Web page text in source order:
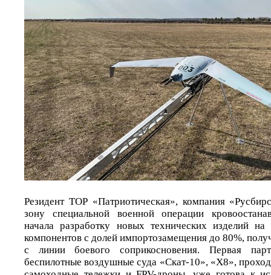
Резидент ТОР «Патриотическая», компания
зону специальной военной операции
начала разработку новых технических изделий на
компонентов с долей импортозамещения до 80%,
с линии боевого соприкосновения. Первая
беспилотные воздушные суда «Скат-10», «Х8»,